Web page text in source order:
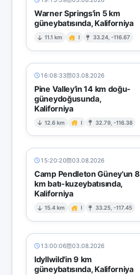
Warner Springs'in 5 km
güneybatısında, Kaliforniya
11.1 km I 33.24, -116.67
16:08:33 03.08.2026
Pine Valley'in 14 km doğu-
güneydoğusunda,
Kaliforniya
12.6 km I 32.79, -116.38
15:20:20 03.08.2026
Camp Pendleton Güney'un 8
km batı-kuzeybatısında,
Kaliforniya
15.4 km I 33.25, -117.45
13:00:06 03.08.2026
Idyllwild'in 9 km
güneybatısında, Kaliforniya